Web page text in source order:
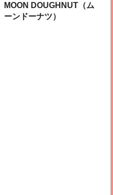
MOON DOUGHNUT（ム
ーンドーナツ）